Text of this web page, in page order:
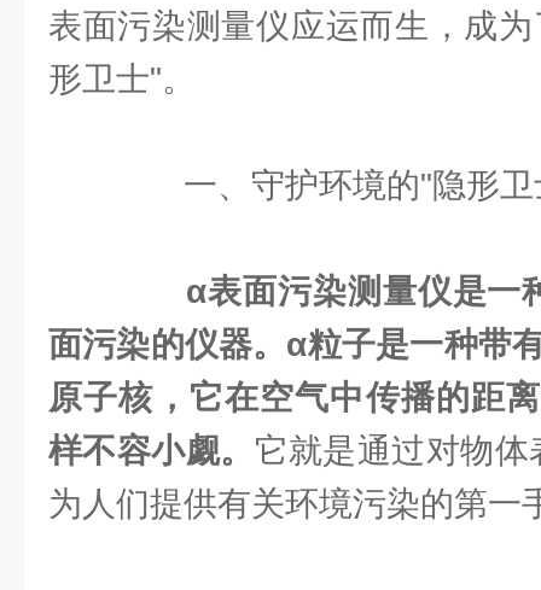
表面污染测量仪应运而生，成
形卫士"。
一、守护环境的"隐形卫
α表面污染测量仪是一
面污染的仪器。α粒子是一种带
原子核，它在空气中传播的距
样不容小觑。 它就是通过对物
为人们提供有关环境污染的第一